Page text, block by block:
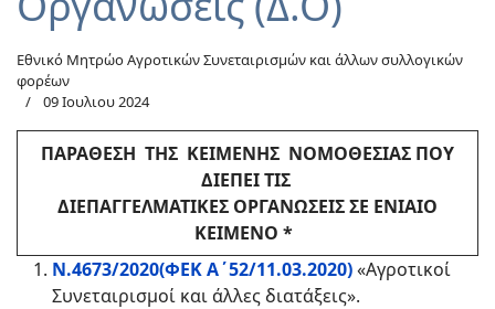
Εθνικό Μητρώο Αγροτικών Συνεταιρισμών και άλλων συλλογικών
φορέων
09 Ιουλιου 2024
ΠΑΡΑΘΕΣΗ ΤΗΣ ΚΕΙΜΕΝΗΣ ΝΟΜΟΘΕΣΙΑΣ ΠΟΥ
ΔΙΕΠΕΙ ΤΙΣ
ΔΙΕΠΑΓΓΕΛΜΑΤΙΚΕΣ ΟΡΓΑΝΩΣΕΙΣ ΣΕ ΕΝΙΑΙΟ
ΚΕΙΜΕΝΟ *
Ν.4673/2020(ΦΕΚ Α΄52/11.03.2020)«Αγροτικοί
Συνεταιρισμοί και άλλες διατάξεις».